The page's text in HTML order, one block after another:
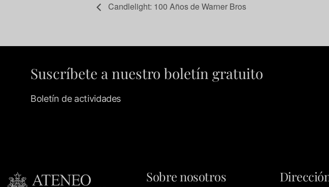
Candlelight: 100 Años de Warner Bros
Suscríbete a nuestro boletín gratuito
Boletín de actividades
Sobre nosotros